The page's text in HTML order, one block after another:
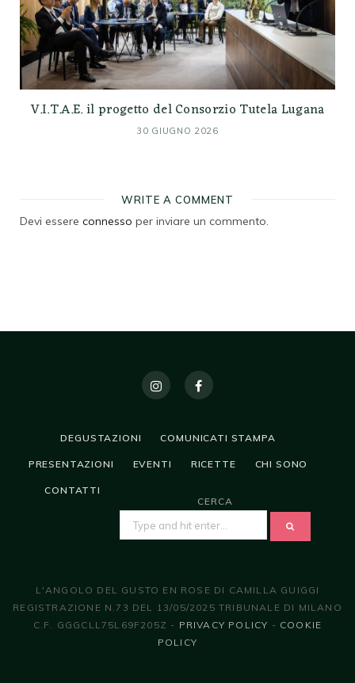
V.I.T.A.E. il progetto del Consorzio Tutela Lugana
30 GIUGNO 2026
WRITE A COMMENT
Devi essere connesso per inviare un commento.
DEGUSTAZIONI COMUNICATI STAMPA
PRESENTAZIONI EVENTI RICETTE CHI SONO
CONTATTI
CERCA
FOR:
L'ANGOLO DEL GUSTO EN ROSE DI CAMILLA GUIGGI
REGISTRAZIONE N.73 DEL 13/05/2025 TRIBUNALE DI MILANO
C.F. GGGCLL75L69F205Z - PRIVACY POLICY - COOKIE
POLICY